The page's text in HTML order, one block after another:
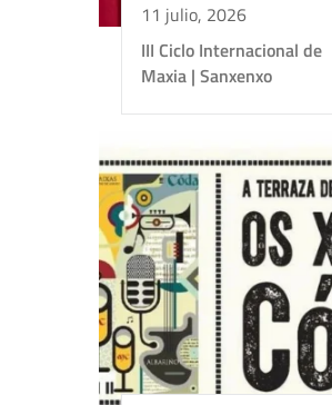
11 julio, 2026
III Ciclo Internacional de
Maxia | Sanxenxo